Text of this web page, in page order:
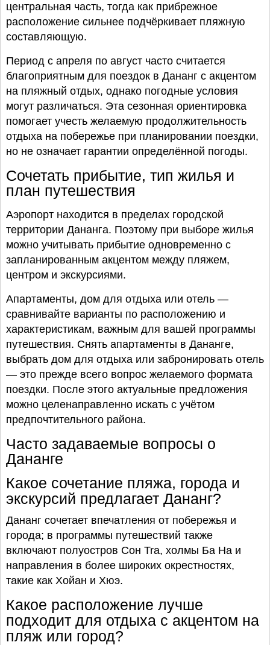
центральная часть, тогда как прибрежное
расположение сильнее подчёркивает пляжную
составляющую.
Период с апреля по август часто считается
благоприятным для поездок в Дананг с акцентом
на пляжный отдых, однако погодные условия
могут различаться. Эта сезонная ориентировка
помогает учесть желаемую продолжительность
отдыха на побережье при планировании поездки,
но не означает гарантии определённой погоды.
Сочетать прибытие, тип жилья и
план путешествия
Аэропорт находится в пределах городской
территории Дананга. Поэтому при выборе жилья
можно учитывать прибытие одновременно с
запланированным акцентом между пляжем,
центром и экскурсиями.
Апартаменты, дом для отдыха или отель —
сравнивайте варианты по расположению и
характеристикам, важным для вашей программы
путешествия. Снять апартаменты в Дананге,
выбрать дом для отдыха или забронировать отель
— это прежде всего вопрос желаемого формата
поездки. После этого актуальные предложения
можно целенаправленно искать с учётом
предпочтительного района.
Часто задаваемые вопросы о
Дананге
Какое сочетание пляжа, города и
экскурсий предлагает Дананг?
Дананг сочетает впечатления от побережья и
города; в программы путешествий также
включают полуостров Сон Tra, холмы Ба На и
направления в более широких окрестностях,
такие как Хойан и Хюэ.
Какое расположение лучше
подходит для отдыха с акцентом на
пляж или город?